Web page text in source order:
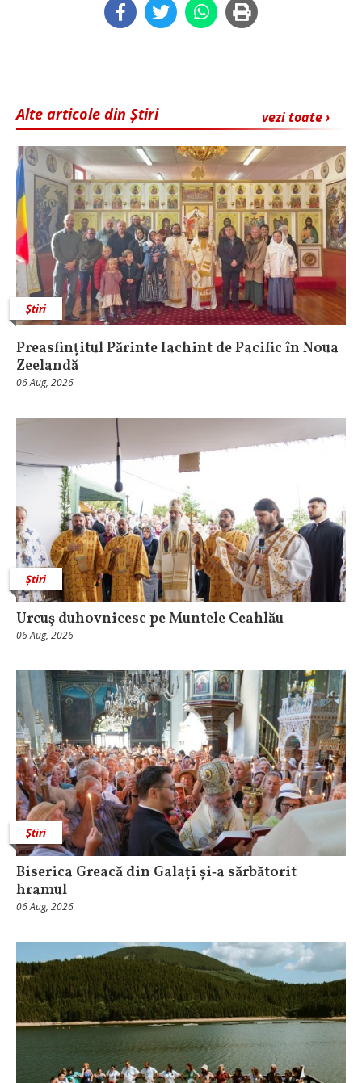
vezi toate ›
Alte articole din Știri
Știri
Preasfințitul Părinte Iachint de Pacific în Noua
Zeelandă
06 Aug, 2026
Știri
Urcuş duhovnicesc pe Muntele Ceahlău
06 Aug, 2026
Știri
Biserica Greacă din Galați și‑a sărbătorit
hramul
06 Aug, 2026